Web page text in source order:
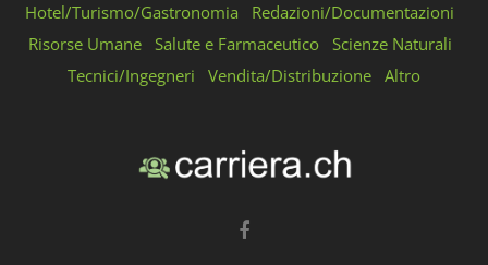
Hotel/Turismo/Gastronomia
Redazioni/Documentazioni
Risorse Umane
Salute e Farmaceutico
Scienze Naturali
Tecnici/Ingegneri
Vendita/Distribuzione Altro